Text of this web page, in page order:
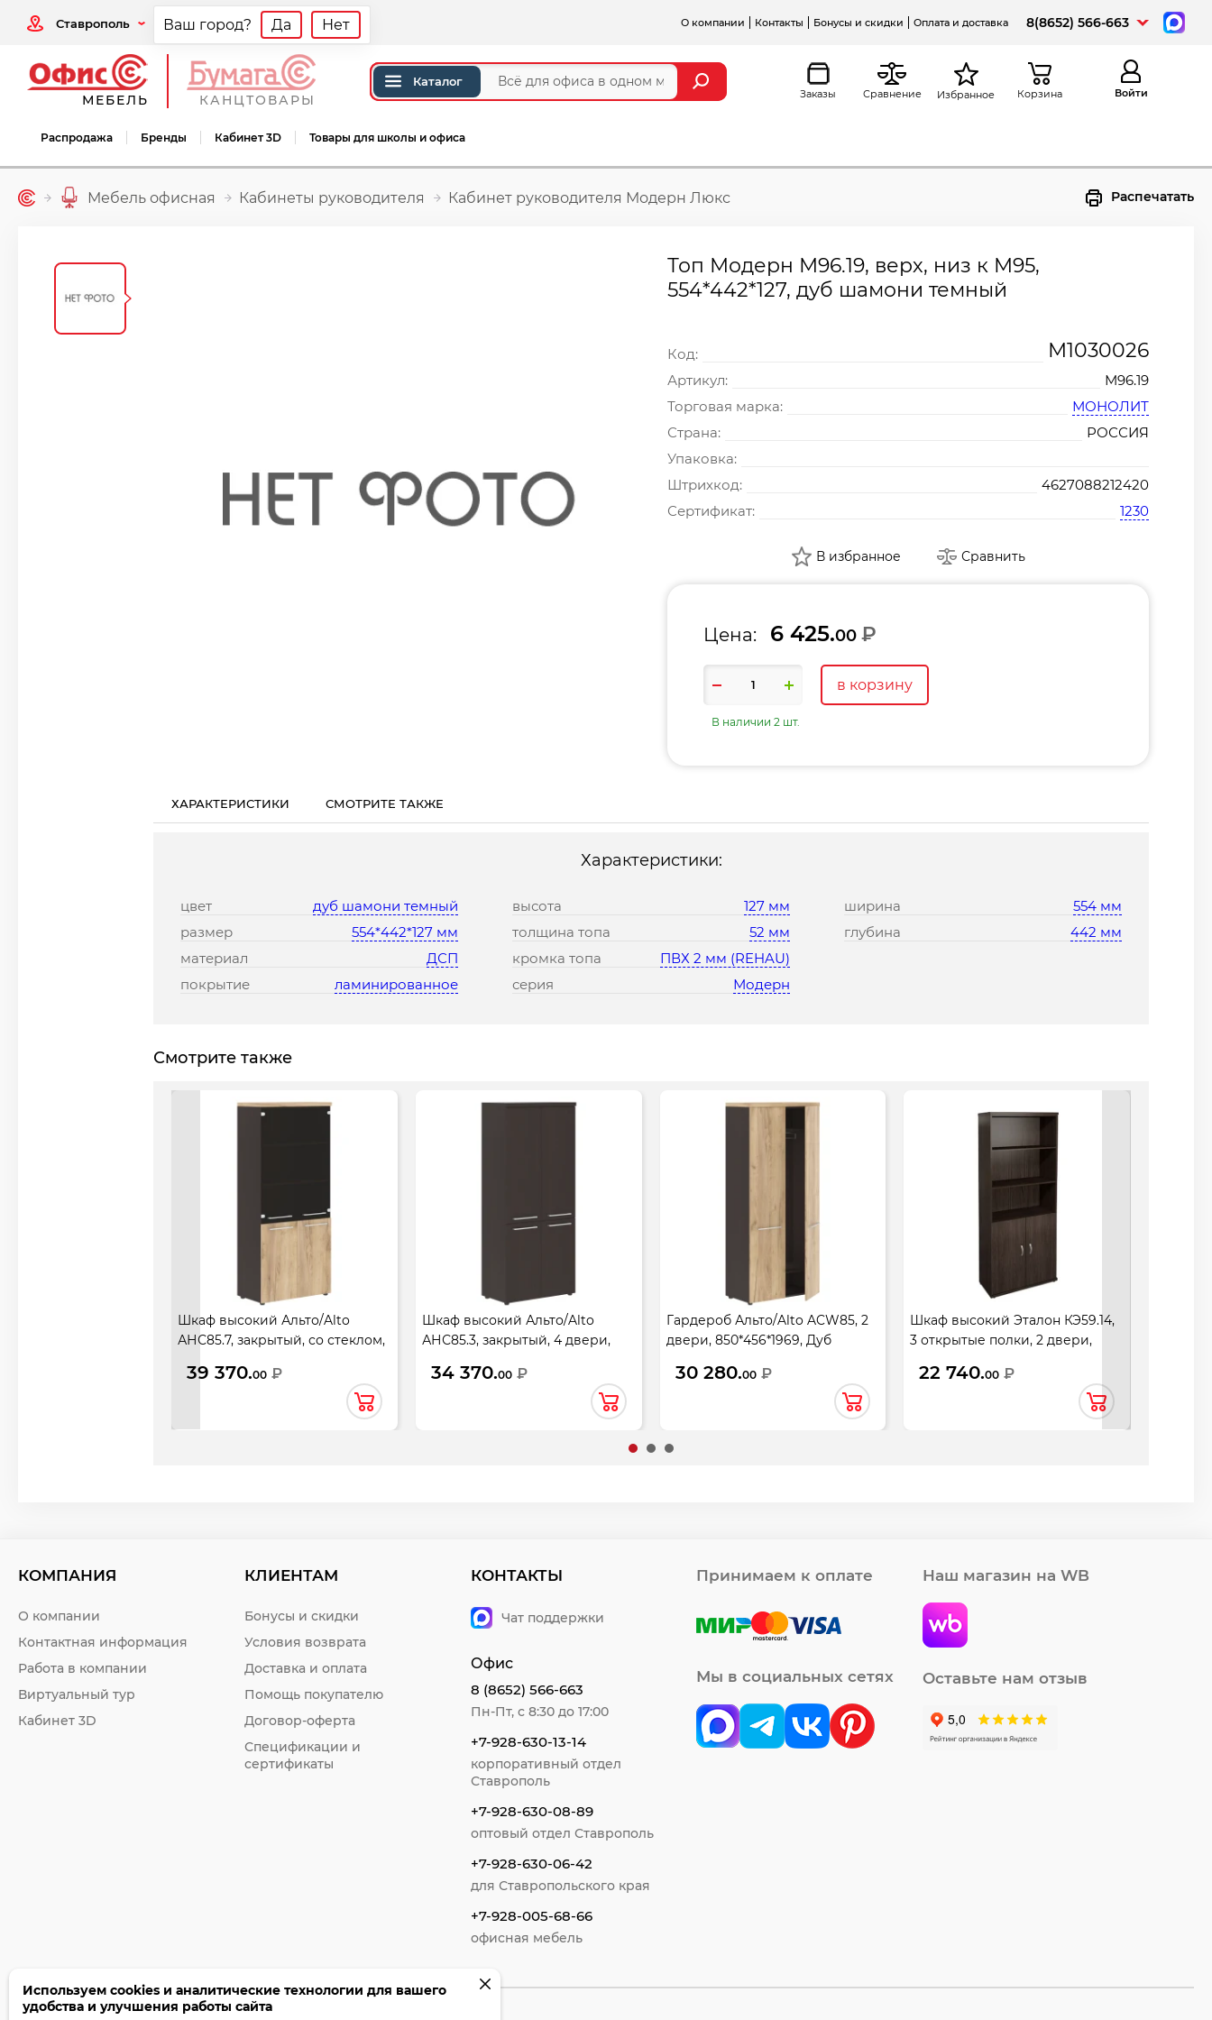
Ставрополь Ваш город? Да Нет О компании Контакты Бонусы и скидки Оплата и доставка 8(8652) 566-663
МЕБЕЛЬ КАНЦТОВАРЫ
Каталог
Заказы Сравнение Избранное Корзина Войти
Распродажа Бренды Кабинет 3D Товары для школы и офиса
Мебель офисная Кабинеты руководителя Кабинет руководителя Модерн Люкс Распечатать
Топ Модерн М96.19, верх, низ к М95,
554*442*127, дуб шамони темный
Код: М1030026
Артикул:
М96.19
Торговая марка:
МОНОЛИТ
Страна:
РОССИЯ
Упаковка:
Штрихкод:
4627088212420
Сертификат:
1230
В избранное Сравнить
Цена: 6 425.00 ₽
в корзину
В наличии 2 шт.
ХАРАКТЕРИСТИКИ СМОТРИТЕ ТАКЖЕ
Характеристики:
цвет
дуб шамони темный
размер
554*442*127 мм
материал
ДСП
покрытие
ламинированное
высота
127 мм
толщина топа
52 мм
кромка топа
ПВХ 2 мм (REHAU)
серия
Модерн
ширина
554 мм
глубина
442 мм
Смотрите также
Шкаф высокий Альто/Alto
АНС85.7, закрытый, со стеклом,
Бофорд/Венге
39 370.00 ₽
Шкаф высокий Альто/Alto
АНС85.3, закрытый, 4 двери,
34 370.00 ₽
Гардероб Альто/Alto ACW85, 2
двери, 850*456*1969, Дуб
30 280.00 ₽
Шкаф высокий Эталон КЭ59.14,
3 открытые полки, 2 двери,
22 740.00 ₽
КОМПАНИЯ
О компании
Контактная информация
Работа в компании
Виртуальный тур
Кабинет 3D
КЛИЕНТАМ
Бонусы и скидки
Условия возврата
Доставка и оплата
Помощь покупателю
Договор-оферта
Спецификации и
сертификаты
КОНТАКТЫ
Чат поддержки
Офис
8 (8652) 566-663
Пн-Пт, с 8:30 до 17:00
+7-928-630-13-14
корпоративный отдел
Ставрополь
+7-928-630-08-89
оптовый отдел Ставрополь
+7-928-630-06-42
для Ставропольского края
+7-928-005-68-66
офисная мебель
Принимаем к оплате
Мы в социальных сетях
Наш магазин на WB
Оставьте нам отзыв
Используем cookies и аналитические технологии для вашего
удобства и улучшения работы сайта